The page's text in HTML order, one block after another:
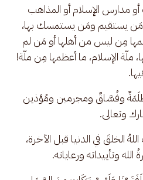
مدارس الإسلام أو المذاهب
مَن يستقيم ومَن يستمسك بها،
مِن ليس من أهلها أو مَن لم
ملّة الإسلام، ما أعظمها مِن ملّة!
وظَلَمَةٌ وفُسَّاقٌ ومجرمين ومُؤذين
وتعالى.
الخلقَ في الدنيا قبل الآخرة،
وتأييداته ورعاياته.